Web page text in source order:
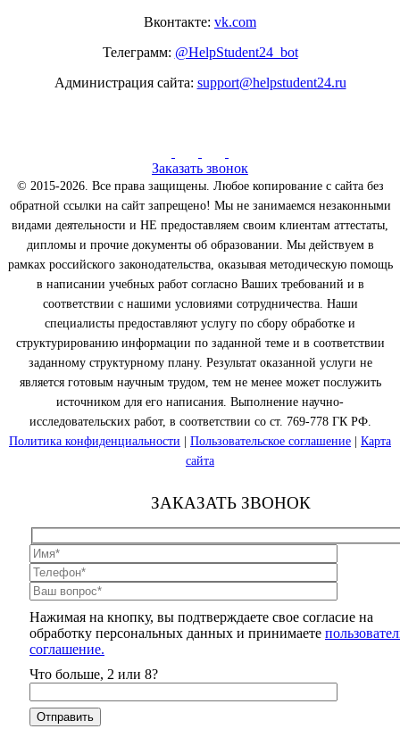
Вконтакте: vk.com
Телеграмм: @HelpStudent24_bot
Администрация сайта: support@helpstudent24.ru
Заказать звонок
© 2015-2026. Все права защищены. Любое копирование с сайта без
обратной ссылки на сайт запрещено! Мы не занимаемся незаконными
видами деятельности и НЕ предоставляем своим клиентам аттестаты,
дипломы и прочие документы об образовании. Мы действуем в
рамках российского законодательства, оказывая методическую помощь
в написании учебных работ согласно Ваших требований и в
соответствии с нашими условиями сотрудничества. Наши
специалисты предоставляют услугу по сбору обработке и
структурированию информации по заданной теме и в соответствии
заданному структурному плану. Результат оказанной услуги не
является готовым научным трудом, тем не менее может послужить
источником для его написания. Выполнение научно-
исследовательских работ, в соответствии со ст. 769-778 ГК РФ.
Политика конфиденциальности | Пользовательское соглашение | Карта
сайта
ЗАКАЗАТЬ ЗВОНОК
Нажимая на кнопку, вы подтверждаете свое согласие на
обработку персональных данных и принимаете
соглашение.
Что больше, 2 или 8?